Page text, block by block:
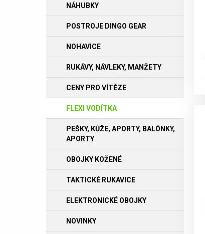
NÁHUBKY
POSTROJE DINGO GEAR
NOHAVICE
RUKÁVY, NÁVLEKY, MANŽETY
CENY PRO VÍTĚZE
FLEXI VODÍTKA
PEŠKY, KŮŽE, APORTY, BALÓNKY,
APORTY
OBOJKY KOŽENÉ
TAKTICKÉ RUKAVICE
ELEKTRONICKÉ OBOJKY
NOVINKY